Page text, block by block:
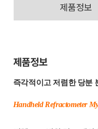
제품정보
제품정보
즉각적이고 저렴한 당분
Handheld Refractometer